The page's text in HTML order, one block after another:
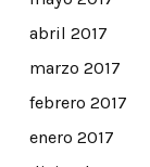
abril 2017
marzo 2017
febrero 2017
enero 2017